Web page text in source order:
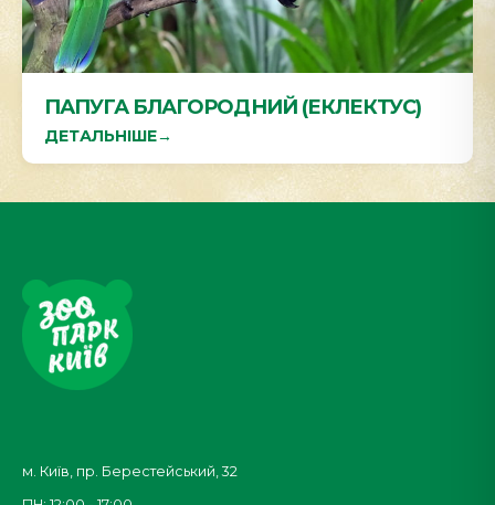
ПАПУГА БЛАГОРОДНИЙ (ЕКЛЕКТУС)
ДЕТАЛЬНІШЕ→
м. Київ, пр. Берестейський, 32